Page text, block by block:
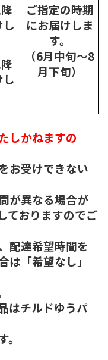
ご指定の時期
にお届けしま
す。
（6月中旬～8
月下旬）
しかねますの
お受けできない
が異なる場合が
ておりますのでご
配達希望時間を
は「希望なし」
はチルドゆうパ